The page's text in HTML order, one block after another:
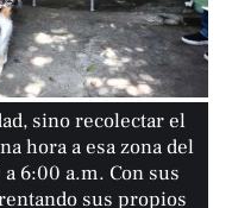
sino recolectar el
hora a esa zona del
6:00 a.m. Con sus
sus propios